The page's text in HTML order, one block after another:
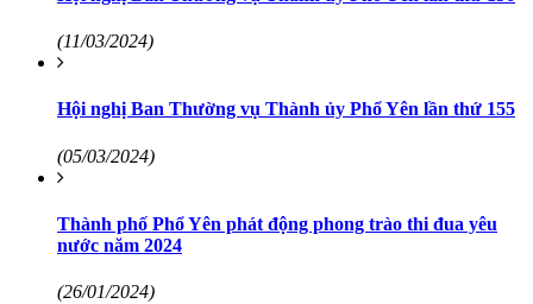
(11/03/2024)
Hội nghị Ban Thường vụ Thành ủy Phổ Yên lần thứ 155
(05/03/2024)
Thành phố Phổ Yên phát động phong trào thi đua yêu
nước năm 2024
(26/01/2024)